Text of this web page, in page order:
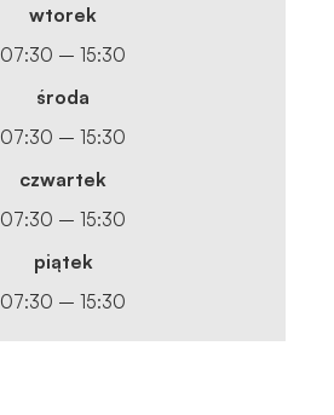
wtorek
07:30 – 15:30
środa
07:30 – 15:30
czwartek
07:30 – 15:30
piątek
07:30 – 15:30